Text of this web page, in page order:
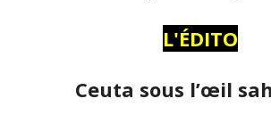
L'ÉDITO
Ceuta sous l’œil